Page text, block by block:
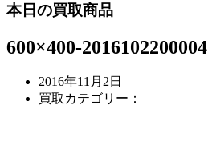
本日の買取商品
600×400-2016102200004
2016年11月2日
買取カテゴリー：